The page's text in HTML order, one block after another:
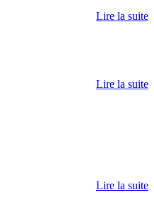
Lire la suite
Lire la suite
Lire la suite